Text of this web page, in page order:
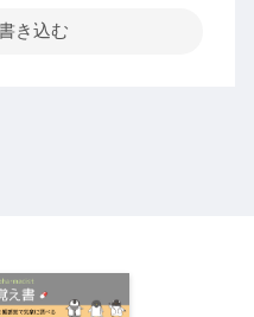
き込む